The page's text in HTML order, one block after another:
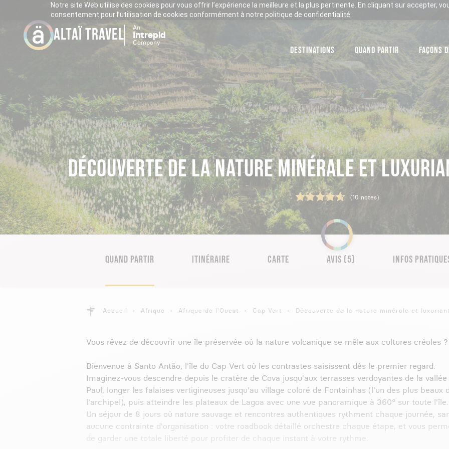
Notre site Web utilise des cookies pour vous offrir l’expérience la meilleure et la plus pertinente. En cliquant sur accepter,
consentement pour l’utilisation de cookies conformément à notre politique de confidentialité.
ALTAÏ TRAVEL An
Intrepid
Company
DESTINATIONS QUAND PARTIR FAÇONS
DÉCOUVERTE DE LA NATURE MINÉRALE ET
(10 notes)
QUAND PARTIR ITINÉRAIRE CARTE AVIS (5) INFOS
Accueil Afrique Afrique de l'Ouest Cap Vert Découverte de la nature minérale et
Vous rêvez de découvrir une île préservée où la nature volcanique se mêle aux cultures créoles ?
Bienvenue à Santo Antão, l'île du Cap Vert où les contrastes saisissent dès le premier regard.
Imaginez-vous descendre depuis le cratère de Cova jusqu'aux terrasses verdoyantes de la vallée
Paul, longer les falaises vertigineuses jusqu'au village coloré de Fontainhas (l'un des plus beaux
l'archipel), puis atteindre les plateaux de Lagoa avec une vue panoramique à 360° sur toute l'île.
Un séjour de 8 jours où nature sauvage et rencontres authentiques rythment chaque journée,
aucune contrainte d'organisation : votre roadbook détaillé orchestre chaque étape, et vous
de garder une totale liberté pour profiter de chaque instant à votre rythme.